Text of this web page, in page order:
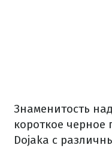
Знаменитость
короткое черное
Dojaka с